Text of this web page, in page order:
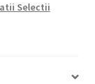
Selectii